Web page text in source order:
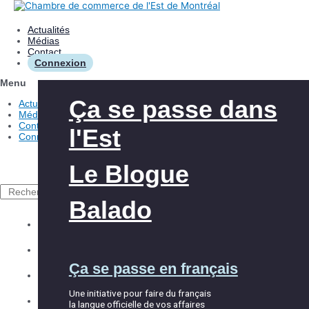
Aller
contenuActualités
Médias
Contact
Connexion
Menu
Actualités
Médias
Contact
Connexion
Explorer la CCEM
Les avantages
Nos interventions
À propos de la
CCEM
Équipe
Partenaires
Répertoire des membres
Les services
Aide à l’innovation
Aide à l’exportation
Club Exportateurs
MTL
intégration
Ça se passe dans
l'Est
Le Blogue
Balado
Ça se passe en français
Une initiative pour faire du français
la langue officielle de vos affaires